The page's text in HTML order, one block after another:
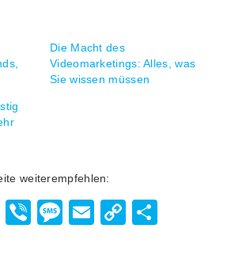
Die Macht des
Videomarketings: Alles, was
Sie wissen müssen
weiterempfehlen:
WhatsApp
ViberMessage
EmailCopy